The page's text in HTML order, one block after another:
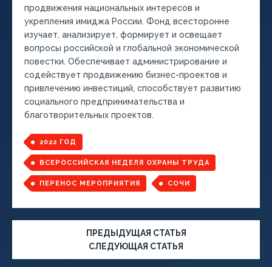
продвижения национальных интересов и
укрепления имиджа России. Фонд всесторонне
изучает, анализирует, формирует и освещает
вопросы российской и глобальной экономической
повестки. Обеспечивает администрирование и
содействует продвижению бизнес-проектов и
привлечению инвестиций, способствует развитию
социального предпринимательства и
благотворительных проектов.
2022 ГОД
ВСЕРОССИЙСКАЯ НЕДЕЛЯ ОХРАНЫ ТРУДА
ПЕРЕНОС МЕРОПРИЯТИЯ СОЧИ
ПРЕДЫДУЩАЯ СТАТЬЯ
СЛЕДУЮЩАЯ СТАТЬЯ